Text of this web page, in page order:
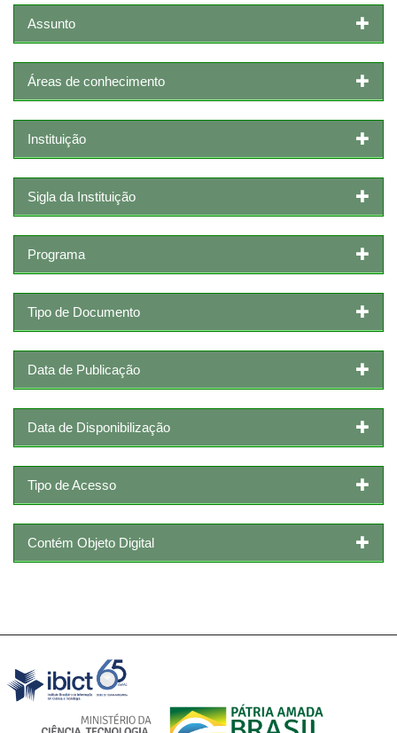
Assunto
Áreas de conhecimento
Instituição
Sigla da Instituição
Programa
Tipo de Documento
Data de Publicação
Data de Disponibilização
Tipo de Acesso
Contém Objeto Digital